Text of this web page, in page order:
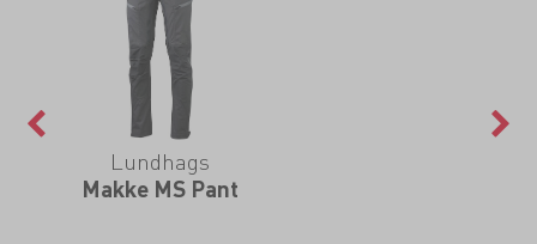
Lundhags
Makke MS Pant